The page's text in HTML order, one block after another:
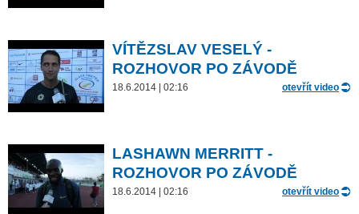
VÍTĚZSLAV VESELÝ -
ROZHOVOR PO ZÁVODĚ
18.6.2014 | 02:16 otevřít video
LASHAWN MERRITT -
ROZHOVOR PO ZÁVODĚ
18.6.2014 | 02:16 otevřít video